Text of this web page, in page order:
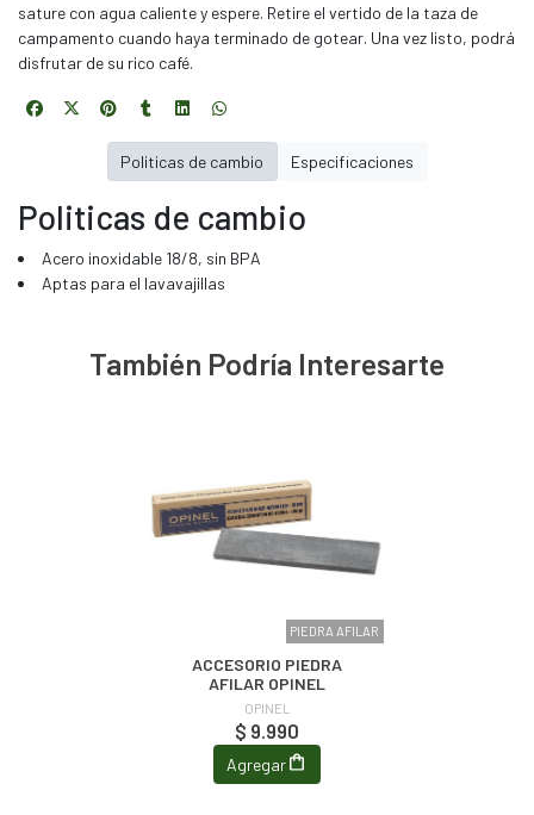
sature con agua caliente y espere. Retire el vertido de la taza de
campamento cuando haya terminado de gotear. Una vez listo, podrá
disfrutar de su rico café.
Politicas de cambio
Acero inoxidable 18/8, sin BPA
Aptas para el lavavajillas
Politicas de cambio Especificaciones
También Podría Interesarte
PIEDRA AFILAR
ACCESORIO PIEDRA
AFILAR OPINEL
OPINEL
$ 9.990
Agregar